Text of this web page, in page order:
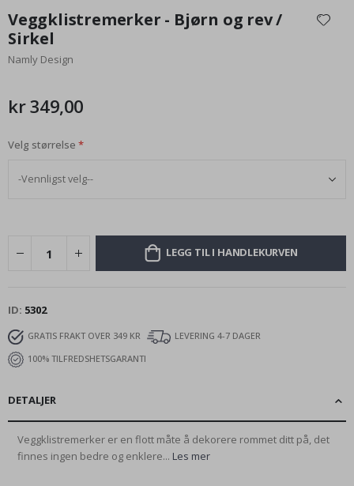
begynnelsen
av
bildegalleri
Veggklistremerker - Bjørn og rev /
Sirkel
Namly Design
kr 349,00
Velg størrelse
LEGG TIL I HANDLEKURVEN
ID 5302
GRATIS FRAKT OVER 349 KR
LEVERING 4-7 DAGER
100% TILFREDSHETSGARANTI
DETALJER
Veggklistremerker er en flott måte å dekorere rommet ditt på, det
finnes ingen bedre og enklere... Les mer